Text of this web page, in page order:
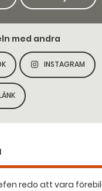
med andra
SIDAN PÅ DELA
INSTAGRAM
SIDANS LÄNK
redo att vara